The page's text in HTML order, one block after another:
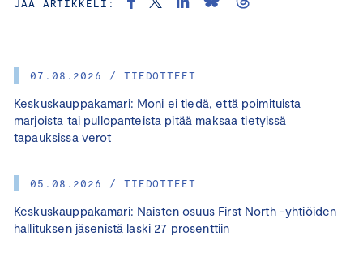
07.08.2026 / TIEDOTTEET
Keskuskauppakamari: Moni ei tiedä, että poimituista
marjoista tai pullopanteista pitää maksaa tietyissä
tapauksissa verot
05.08.2026 / TIEDOTTEET
Keskuskauppakamari: Naisten osuus First North -yhtiöiden
hallituksen jäsenistä laski 27 prosenttiin
JAA ARTIKKELI: